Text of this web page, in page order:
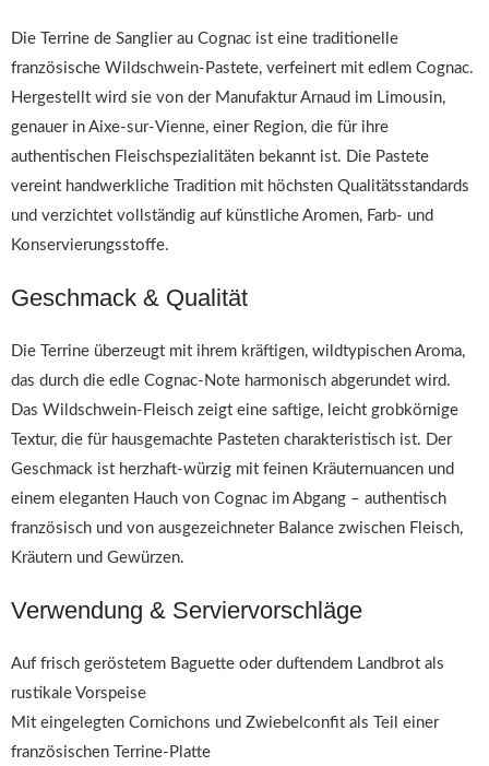
Die Terrine de Sanglier au Cognac ist eine traditionelle
französische Wildschwein-Pastete, verfeinert mit edlem Cognac.
Hergestellt wird sie von der Manufaktur Arnaud im Limousin,
genauer in Aixe-sur-Vienne, einer Region, die für ihre
authentischen Fleischspezialitäten bekannt ist. Die Pastete
vereint handwerkliche Tradition mit höchsten Qualitätsstandards
und verzichtet vollständig auf künstliche Aromen, Farb- und
Konservierungsstoffe.
Geschmack & Qualität
Die Terrine überzeugt mit ihrem kräftigen, wildtypischen Aroma,
das durch die edle Cognac-Note harmonisch abgerundet wird.
Das Wildschwein-Fleisch zeigt eine saftige, leicht grobkörnige
Textur, die für hausgemachte Pasteten charakteristisch ist. Der
Geschmack ist herzhaft-würzig mit feinen Kräuternuancen und
einem eleganten Hauch von Cognac im Abgang – authentisch
französisch und von ausgezeichneter Balance zwischen Fleisch,
Kräutern und Gewürzen.
Verwendung & Serviervorschläge
Auf frisch geröstetem Baguette oder duftendem Landbrot als
rustikale Vorspeise
Mit eingelegten Cornichons und Zwiebelconfit als Teil einer
französischen Terrine-Platte